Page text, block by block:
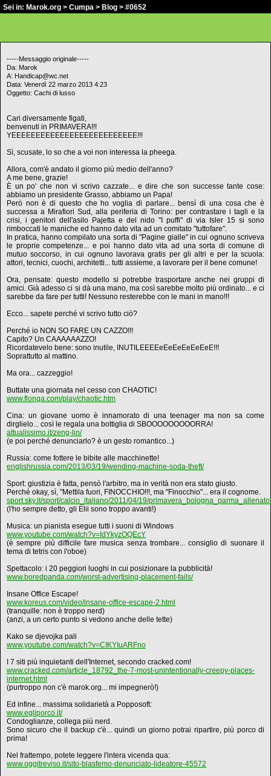
Sei in: Marok.org > Cumpa > Blog > #0652
-----Messaggio originale-----
Da: Marok
A: Handicap@wc.net
Data: Venerdì 22 marzo 2013 4:23
Oggetto: Cachi di lusso
Cari diversamente figati,
benvenuti in PRIMAVERA!!!
YEEEEEEEEEEEEEEEEEEEEEEEEEE!!!
Sì, scusate, lo so che a voi non interessa la pheega.
Allora, com'è andato il giorno più medio dell'anno?
A me bene, grazie!
È un po' che non vi scrivo cazzate... e dire che son successe tante cose:
abbiamo un presidente Grasso, abbiamo un Papa!
Però non è di questo che ho voglia di parlare... bensì di una cosa che è
successa a Mirafiori Sud, alla periferia di Torino: per contrastare i tagli e la
crisi, i genitori dell'asilo Pajetta e del nido "I puffi" di via Isler 15 si sono
rimboccati le maniche ed hanno dato vita ad un comitato "tuttofare".
In pratica, hanno compilato una sorta di "Pagine gialle" in cui ognuno scriveva
le proprie competenze... e poi hanno dato vita ad una sorta di comune di
mutuo soccorso, in cui ognuno lavorava gratis per gli altri e per la scuola:
attori, tecnici, cuochi, architetti... tutti assieme, a lavorare per il bene comune!
Ora, pensate: questo modello si potrebbe trasportare anche nei gruppi di
amici. Già adesso ci si dà una mano, ma così sarebbe molto più ordinato... e ci
sarebbe da fare per tutti! Nessuno resterebbe con le mani in mano!!!
Ecco... sapete perché vi scrivo tutto ciò?
Perché io NON SO FARE UN CAZZO!!!
Capito? Un CAAAAAAZZO!
Ricordatevelo bene: sono inutile, INUTILEEEEeEeEeEeEeEeE!!!
Soprattutto al mattino.
Ma ora... cazzeggio!
Buttate una giornata nel cesso con CHAOTIC!
www.flonga.com/play/chaotic.htm
Cina: un giovane uomo è innamorato di una teenager ma non sa come
dirglielo... così le regala una bottiglia di SBOOOOOOOOORRA!
attualissimo.it/zeng-lin/
(e poi perché denunciarlo? è un gesto romantico...)
Russia: come fottere le bibite alle macchinette!
englishrussia.com/2013/03/19/wending-machine-soda-theft/
Sport: giustizia è fatta, pensò l'arbitro, ma in verità non era stato giusto.
Perché okay, sì, "Mettila fuori, FINOCCHIO!!!, ma "Finocchio"... era il cognome.
sport.sky.it/sport/calcio_italiano/2011/04/19/
(l'ho sempre detto, gli Elii sono troppo avanti!)
Musica: un pianista esegue tutti i suoni di Windows
www.youtube.com/watch?v=IdYkyzOQEcY
(è sempre più difficile fare musica senza trombare... consiglio di suonare il
tema di tetris con l'oboe)
Spettacolo: i 20 peggiori luoghi in cui posizionare la pubblicità!
www.boredpanda.com/worst-advertising-placement-fails/
Insane Office Escape!
www.koreus.com/video/insane-office-escape-2.html
(tranquille: non è troppo nerd)
(anzi, a un certo punto si vedono anche delle tette)
Kako se djevojka pali
www.youtube.com/watch?v=CIKYIuARFno
I 7 siti più inquietanti dell'Internet, secondo cracked.com!
www.cracked.com/article_18792_the-7-most-unintentionally-creepy-places-
internet.html
(purtroppo non c'è marok.org... mi impegnerò!)
Ed infine... massima solidarietà a Popposoft:
www.egliporco.it/
Condoglianze, collega più nerd.
Sono sicuro che il backup c'è... quindi un giorno potrai ripartire, più porco di
prima!
Nel frattempo, potete leggere l'intera vicenda qua:
www.oggitreviso.it/sito-blasfemo-denunciato-lideatore-45572